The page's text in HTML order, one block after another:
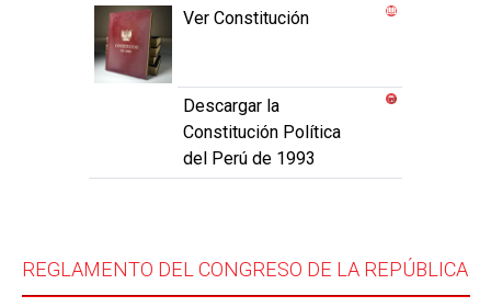
Ver Constitución
Descargar la
Constitución Política
del Perú de 1993
REGLAMENTO DEL CONGRESO DE LA REPÚBLICA